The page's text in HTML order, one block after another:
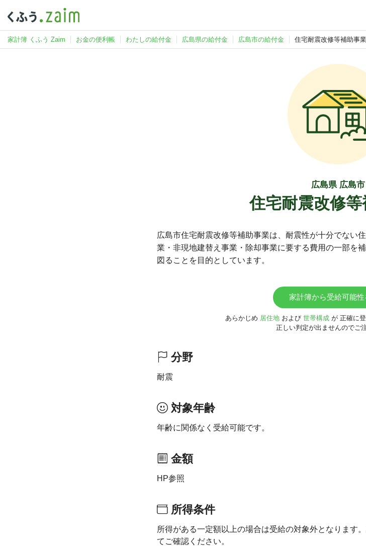
家計簿 くふう Zaim お金の便利帳 わたしの給付金 広島県の給付金 広島市の給付金 住宅耐震改修等補助事業
広島県 広島市
住宅耐震改修
広島市住宅耐震改修等補助事業は、耐震性が十分でない
業・非現地建替え事業・除却事業に要する費用の一部を
図ることを目的としています。
家計簿から受給可能性
あらかじめ 居住地および 世帯構成が 正確に
正しい判定が出ませんのでご
分野
耐震
対象年齢
年齢に関係なく受給可能です。
金額
HP参照
所得条件
所得がある一定額以上の場合は受給の対象外となります
てご確認ください。